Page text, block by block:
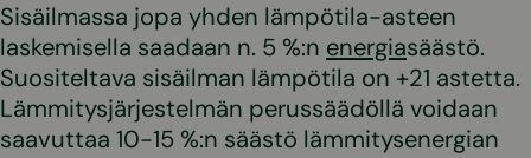
Sisäilmassa jopa yhden lämpötila-asteen
laskemisella saadaan n. 5 %:n energiasäästö.
Suositeltava sisäilman lämpötila on +21 astetta.
Lämmitysjärjestelmän perussäädöllä voidaan
saavuttaa 10-15 %:n säästö lämmitysenergian